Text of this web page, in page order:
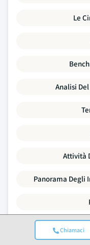
Chiamaci
Le
Analisi
Attività
Panorama Degli
Ogni punto dati di
primarie, una vera